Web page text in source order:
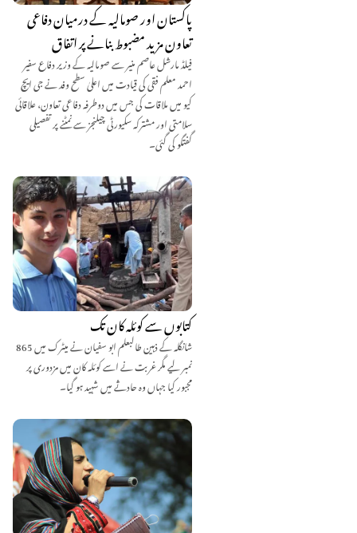
پاکستان اور صومالیہ کے درمیان دفاعی
تعاون مزید مضبوط بنانے پر اتفاق
فیلڈ مارشل عاصم منیر سے صومالیہ کے وزیر دفاع سفیر
احمد معلم فقی کی قیادت میں اعلیٰ سطح وفد نے جی ایچ
کیو میں ملاقات کی جس میں دوطرفہ دفاعی تعاون، علاقائی
سلامتی اور مشترکہ سکیورٹی چیلنجز سے نمٹنے پر تفصیلی
گفتگو کی گئی۔
کتابوں سے کوئلہ کان تک
شانگلہ کے ذہین طالبعلم ابو سفیان نے میٹرک میں 865
نمبر لیے مگر غربت نے اسے کوئلہ کان میں مزدوری پر
مجبور کیا جہاں وہ حادثے میں شہید ہو گیا۔